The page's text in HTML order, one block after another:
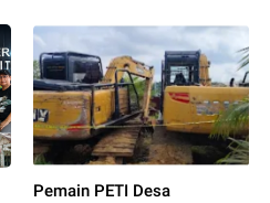
Kepentingan Pribadi
Pemain PETI Desa